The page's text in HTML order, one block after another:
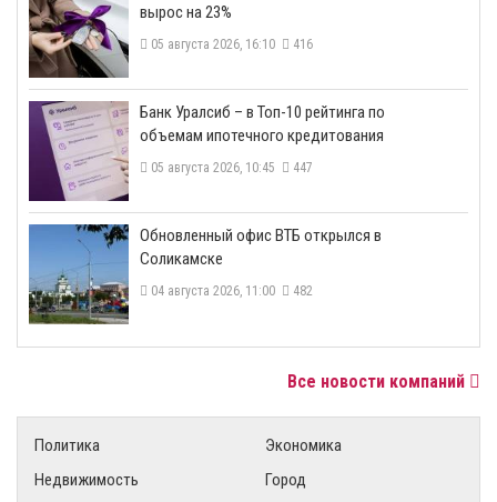
вырос на 23%
05 августа 2026, 16:10 416
​Банк Уралсиб – в Топ-10 рейтинга по
объемам ипотечного кредитования
05 августа 2026, 10:45 447
​Обновленный офис ВТБ открылся в
Соликамске
04 августа 2026, 11:00 482
Все новости компаний
Политика
Экономика
Недвижимость
Город